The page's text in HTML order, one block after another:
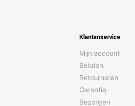
Klantenservice
Mijn account
Betalen
Retourneren
Garantie
Bezorgen